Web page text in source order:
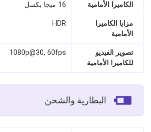
الكاميرا الأمامية 16 ميجا بكسل
مزايا الكاميرا
الأمامية
HDR
تصوير الفيديو
للكاميرا الأمامية
1080p@30, 60fps
البطارية والشحن